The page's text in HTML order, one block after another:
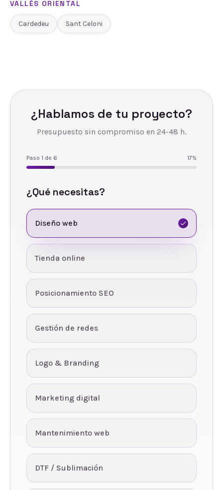
VALLÈS ORIENTAL
Cardedeu Sant Celoni
¿Hablamos de tu proyecto?
Presupuesto sin compromiso en 24-48 h.
Paso 1 de 6 17%
¿Qué necesitas?
Diseño web
Tienda online
Posicionamiento SEO
Gestión de redes
Logo & Branding
Marketing digital
Mantenimiento web
DTF / Sublimación